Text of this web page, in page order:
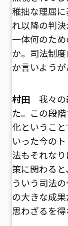
稚拙な理屈
れ以降の判決
一体何のた
か。司法制
か言いようが
村田我々の
た。この段
化というこ
いった今の
法もそれな
策に関わる
ういう司法
の大きな成
思わざるを得